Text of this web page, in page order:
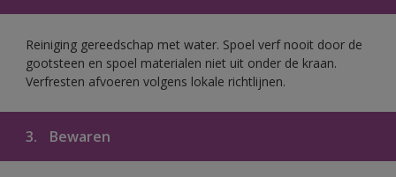
Reiniging gereedschap met water. Spoel verf nooit door de
gootsteen en spoel materialen niet uit onder de kraan.
Verfresten afvoeren volgens lokale richtlijnen.
3. Bewaren